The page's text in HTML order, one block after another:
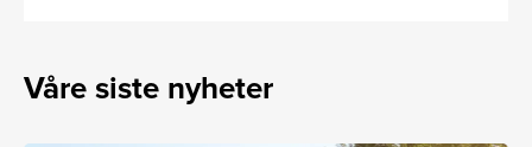
Våre siste nyheter